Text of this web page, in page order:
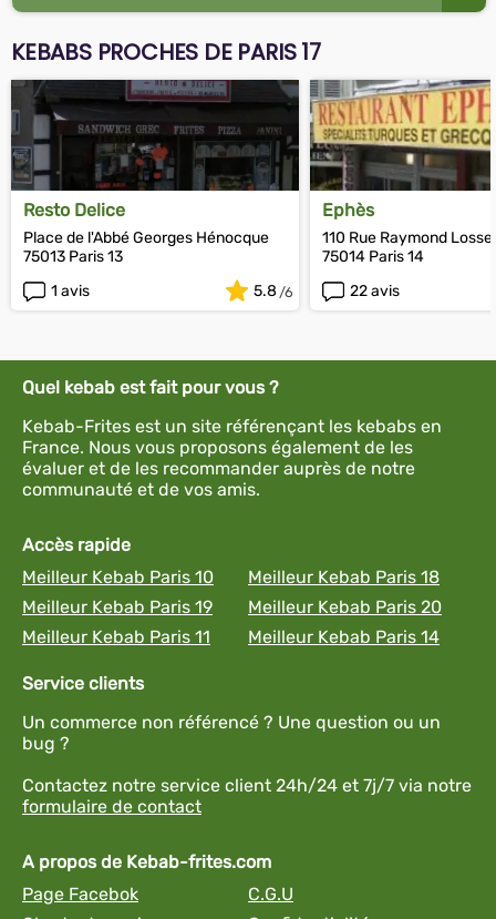
KEBABS PROCHES DE PARIS 17
Resto Delice
Place de l'Abbé Georges Hénocque
75013 Paris 13
1 avis
5.8
Ephès
110 Rue Raymond
75014 Paris 14
22 avis
Quel kebab est fait pour vous ?
Kebab-Frites est un site référençant les kebabs en
France. Nous vous proposons également de les
évaluer et de les recommander auprès de notre
communauté et de vos amis.
Accès rapide
Meilleur Kebab Paris 10
Meilleur Kebab Paris 18
Meilleur Kebab Paris 19
Meilleur Kebab Paris 20
Meilleur Kebab Paris 11
Meilleur Kebab Paris 14
Service clients
Un commerce non référencé ? Une question ou un
bug ?
Contactez notre service client 24h/24 et 7j/7 via notre
formulaire de contact
A propos de Kebab-frites.com
Page Facebok
C.G.U